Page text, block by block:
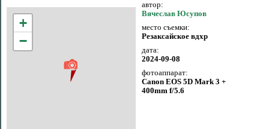
+
−
автор:
Вячеслав Юсупов
место съемки:
Резаксайское вдхр
дата:
2024-09-08
фотоаппарат:
Canon EOS 5D Mark 3 +
400mm f/5.6